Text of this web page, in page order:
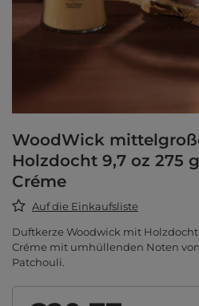
WoodWick
Holzdocht 9,7 oz 275
Créme
Auf die Einkaufsliste
Duftkerze Woodwick mit
Créme mit umhüllenden Noten
Patchouli.